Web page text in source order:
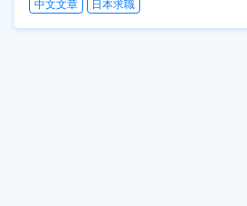
中文文章 日本求職